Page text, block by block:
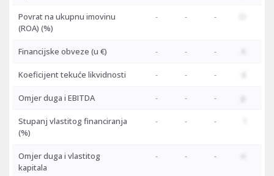
Povrat na ukupnu imovinu
(ROA) (%)
- - -
Financijske obveze (u €) - - -
Koeficijent tekuće likvidnosti - - -
Omjer duga i EBITDA - - -
Stupanj vlastitog financiranja
(%)
- - -
Omjer duga i vlastitog
kapitala
- - -